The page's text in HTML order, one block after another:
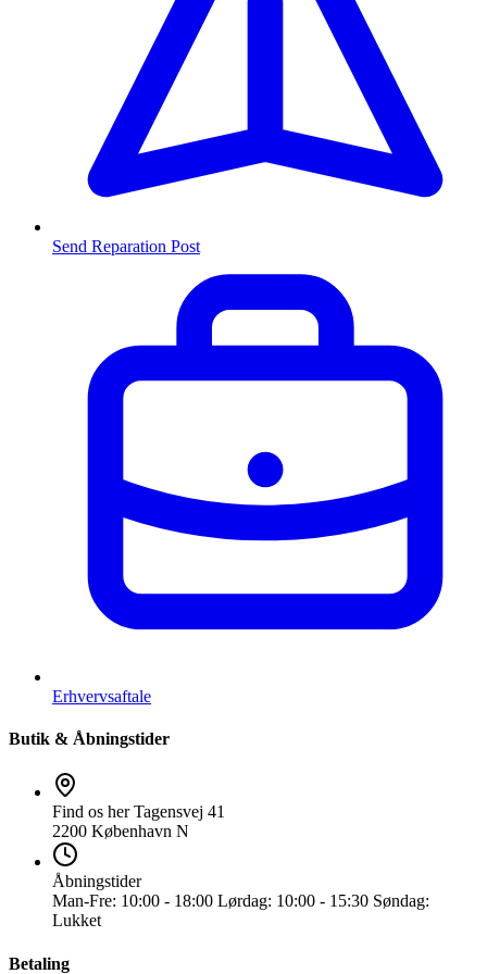
Send Reparation Post
Erhvervsaftale
Butik & Åbningstider
Find os her Tagensvej 41
2200 København N
Åbningstider
Man-Fre: 10:00 - 18:00 Lørdag: 10:00 - 15:30 Søndag:
Lukket
Betaling